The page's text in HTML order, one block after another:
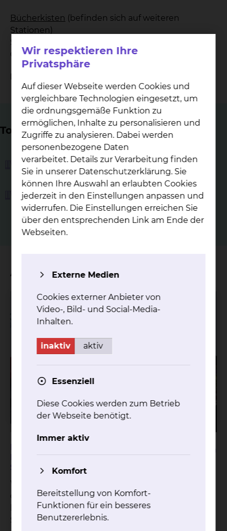
Bücherkisten (befinden sich auf weiteren
Stationen)
Sie können diese Bücher ausleihen und nach
Gebrauch wieder in die Kisten zurückstellen.
Die Ausleihe ist kostenlos!
Top Themen
Buchausleihe
Ehrenamtliche Tätigkeit in unserer
Patientenbücherei
Aktuelles
Patientenbücherei am Klinikum –
Standort Celler Straße
Während einer Feierstunde im Bildungszentrum
des Klinikums wurde Dorothea Bahr als
langjährige Leitung der Patientenbücherei am
Standort Celler Straße verabschiedet. Zugleich
Wir respektieren Ihre
Privatsphäre
Auf dieser Webseite werden Cookies und
vergleichbare Technologien eingesetzt, um
die ordnungsgemäße Funktion zu
ermöglichen, Inhalte zu personalisieren und
Zugriffe zu analysieren. Dabei werden
personenbezogene Daten
verarbeitet. Details zur Verarbeitung finden
Sie in unserer Datenschutzerklärung. Sie
können Ihre Auswahl an erlaubten Cookies
jederzeit in den Einstellungen anpassen und
widerrufen. Die Einstellungen erreichen Sie
über den entsprechenden Link am Ende der
Webseiten.
Externe Medien
Cookies externer Anbieter von
Video-, Bild- und Social-Media-
Inhalten.
inaktiv aktiv
Essenziell
Diese Cookies werden zum Betrieb
der Webseite benötigt.
Immer aktiv
Komfort
Bereitstellung von Komfort-
Funktionen für ein besseres
Benutzererlebnis.